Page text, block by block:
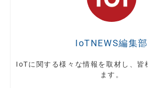
IoTNEWS編集部
IoTに関する様々な情報を取材し、皆
ます。